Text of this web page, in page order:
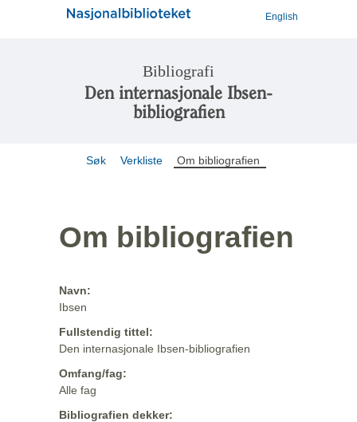
English
Bibliografi
Den internasjonale Ibsen-
bibliografien
Søk Verkliste Om bibliografien
Om bibliografien
Navn:
Ibsen
Fullstendig tittel:
Den internasjonale Ibsen-bibliografien
Omfang/fag:
Alle fag
Bibliografien dekker: